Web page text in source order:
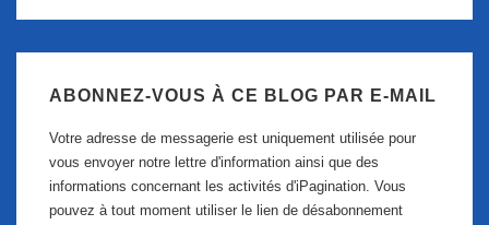
ABONNEZ-VOUS À CE BLOG PAR E-MAIL
Votre adresse de messagerie est uniquement utilisée pour
vous envoyer notre lettre d'information ainsi que des
informations concernant les activités d'iPagination. Vous
pouvez à tout moment utiliser le lien de désabonnement